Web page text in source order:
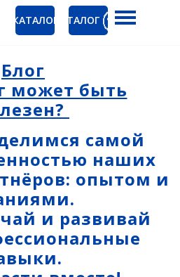
КАТАЛОГКАТАЛОГ
Блог
может быть
самой
наших
опытом и
и развивай